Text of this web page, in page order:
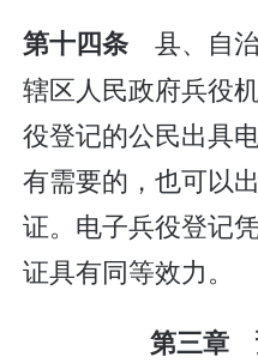
第十四条县、自
辖区人民政府兵役
役登记的公民出具
有需要的，也可以
证。电子兵役登记
证具有同等效力。
第三章